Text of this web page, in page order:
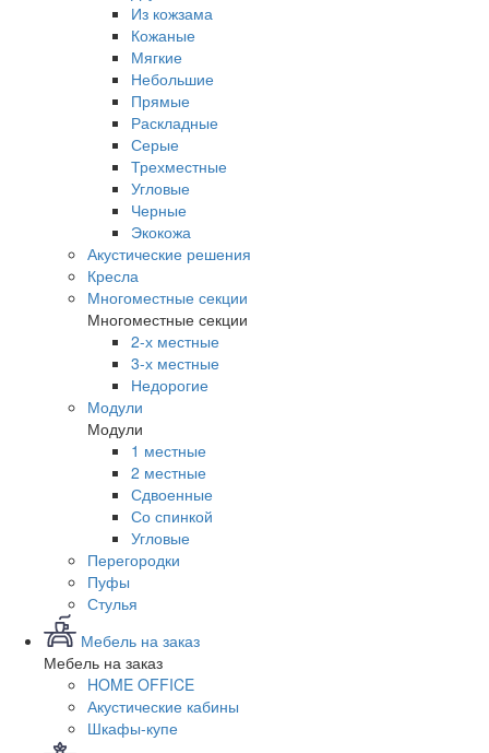
Из кожзама
Кожаные
Мягкие
Небольшие
Прямые
Раскладные
Серые
Трехместные
Угловые
Черные
Экокожа
Акустические решения
Кресла
Многоместные секции
Многоместные секции
2-х местные
3-х местные
Недорогие
Модули
Модули
1 местные
2 местные
Сдвоенные
Со спинкой
Угловые
Перегородки
Пуфы
Стулья
Мебель на заказ
Мебель на заказ
HOME OFFICE
Акустические кабины
Шкафы-купе